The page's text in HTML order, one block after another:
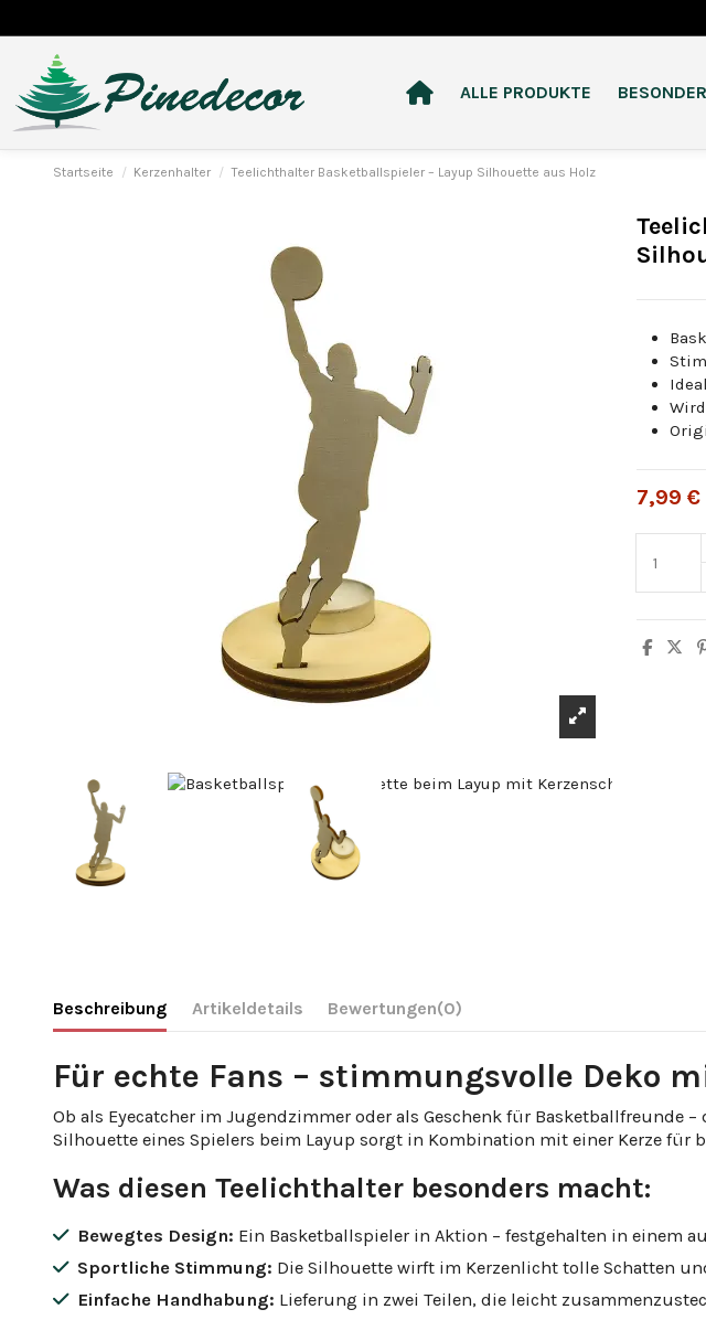
ALLE PRODUKTE
Startseite Kerzenhalter Teelichthalter Basketballspieler – Layup Silhouette aus Holz
7,99 €
Beschreibung Artikeldetails Bewertungen(0)
Für echte Fans – stimmungsvolle Deko
Ob als Eyecatcher im Jugendzimmer oder als Geschenk für
Silhouette eines Spielers beim Layup sorgt in Kombination mit einer Kerze für
Was diesen Teelichthalter besonders macht:
Bewegtes Design: Ein Basketballspieler in Aktion – festgehalten in einem
Sportliche Stimmung: Die Silhouette wirft im Kerzenlicht tolle Schatten
Einfache Handhabung: Lieferung in zwei Teilen, die leicht